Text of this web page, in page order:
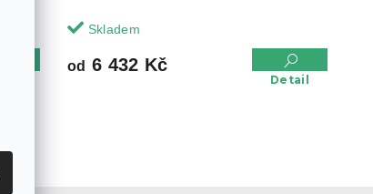
Skladem
od 6 432 Kč
Detail